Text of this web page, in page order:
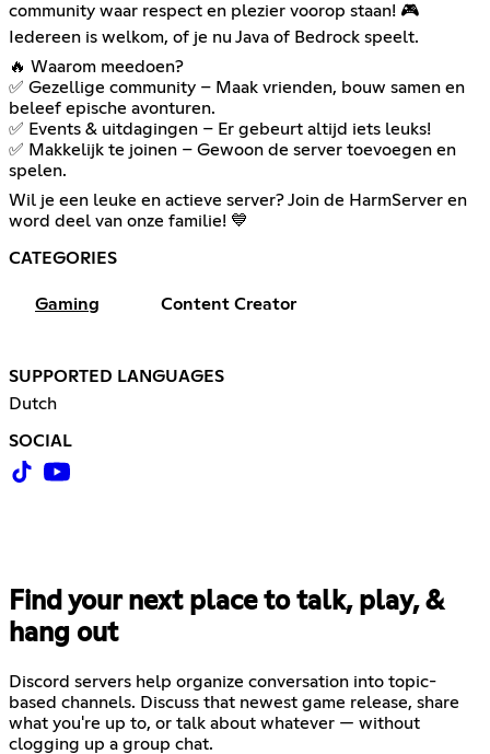
community waar respect en plezier voorop staan! 🎮
Iedereen is welkom, of je nu Java of Bedrock speelt.
🔥 Waarom meedoen?
✅ Gezellige community – Maak vrienden, bouw samen en
beleef epische avonturen.
✅ Events & uitdagingen – Er gebeurt altijd iets leuks!
✅ Makkelijk te joinen – Gewoon de server toevoegen en
spelen.
Wil je een leuke en actieve server? Join de HarmServer en
word deel van onze familie! 💙
CATEGORIES
Gaming Content Creator
SUPPORTED LANGUAGES
Dutch
SOCIAL
Find your next place to talk, play, &
hang out
Discord servers help organize conversation into topic-
based channels. Discuss that newest game release, share
what you're up to, or talk about whatever — without
clogging up a group chat.